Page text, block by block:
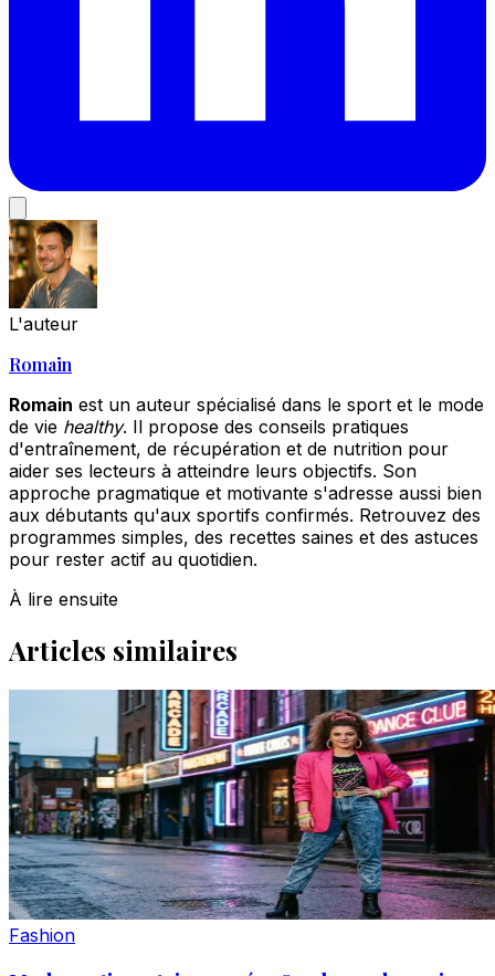
L'auteur
Romain
Romain est un auteur spécialisé dans le sport et le mode
de vie healthy. Il propose des conseils pratiques
d'entraînement, de récupération et de nutrition pour
aider ses lecteurs à atteindre leurs objectifs. Son
approche pragmatique et motivante s'adresse aussi bien
aux débutants qu'aux sportifs confirmés. Retrouvez des
programmes simples, des recettes saines et des astuces
pour rester actif au quotidien.
À lire ensuite
Articles similaires
Fashion